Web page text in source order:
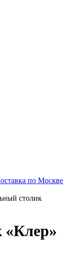
по Москве
столик